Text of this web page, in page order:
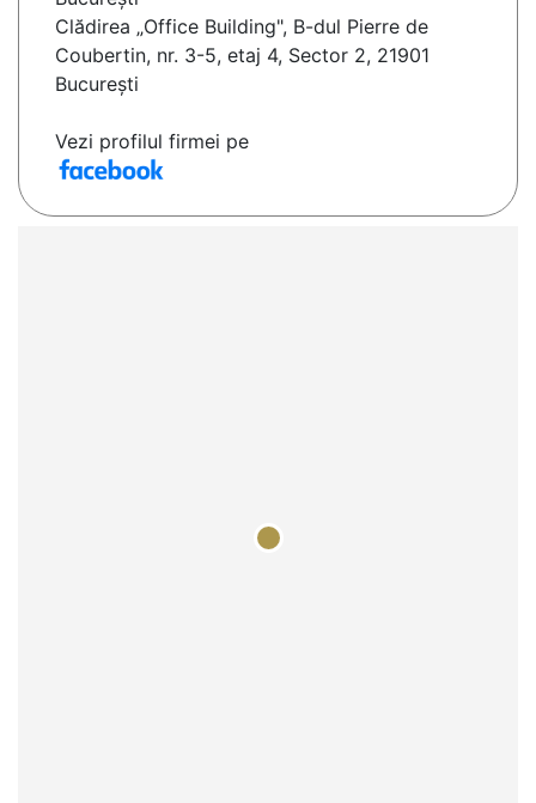
Clădirea „Office Building", B-dul Pierre de
Coubertin​, nr. 3-5, etaj 4, Sector 2, 21901
București
Vezi profilul firmei pe